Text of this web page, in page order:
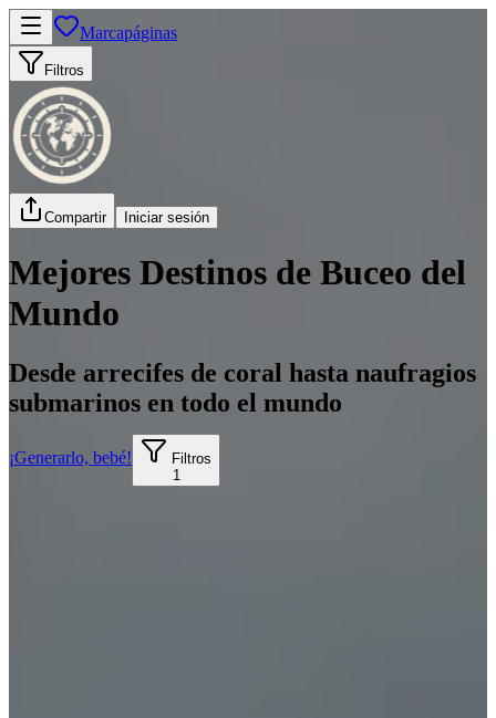
Marcapáginas
Filtros
Compartir Iniciar sesión
Mejores Destinos de Buceo del
Mundo
Desde arrecifes de coral hasta naufragios
submarinos en todo el mundo
¡Generarlo, bebé!
Filtros
1